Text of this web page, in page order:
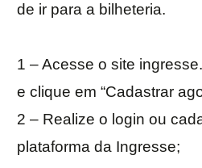
de ir para a bilheteria.
1 – Acesse o site
e clique em “Cadastrar
2 – Realize o login ou
plataforma da Ingresse;